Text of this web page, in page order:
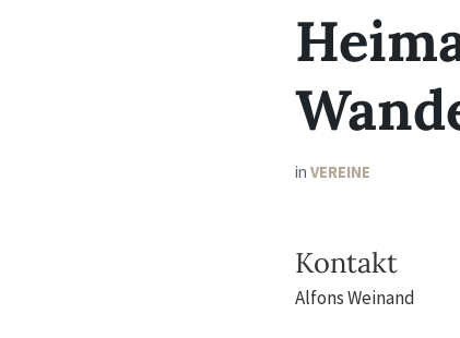
inVEREINE
Kontakt
Alfons Weinand